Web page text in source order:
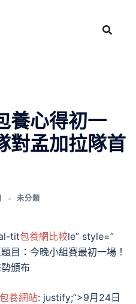
養心得初一
對孟加拉隊首
未分類
tit包養網比較le” style=”
目：今晚小組賽最初一場！
頒布
包養網站: justify;”>9月24日